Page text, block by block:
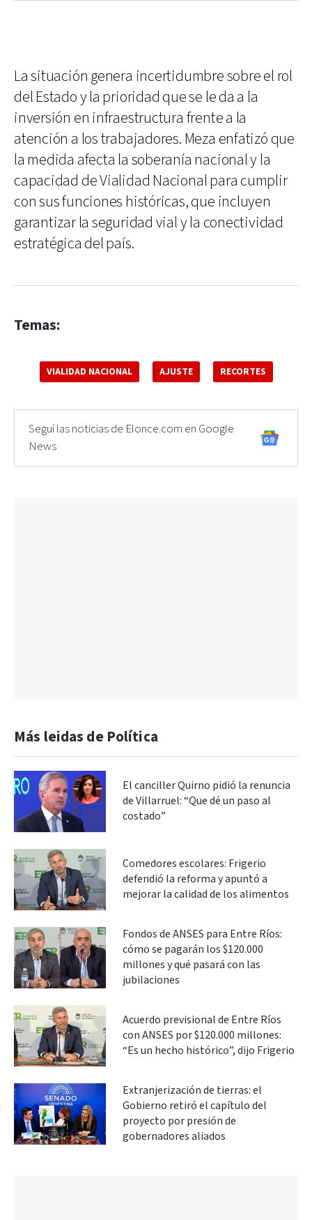
La situación genera incertidumbre sobre el rol
del Estado y la prioridad que se le da a la
inversión en infraestructura frente a la
atención a los trabajadores. Meza enfatizó que
la medida afecta la soberanía nacional y la
capacidad de Vialidad Nacional para cumplir
con sus funciones históricas, que incluyen
garantizar la seguridad vial y la conectividad
estratégica del país.
Temas:
VIALIDAD NACIONAL AJUSTE RECORTES
Seguí las noticias de Elonce.com en Google
News
Más leidas de Política
El canciller Quirno pidió la renuncia
de Villarruel: “Que dé un paso al
costado”
Comedores escolares: Frigerio
defendió la reforma y apuntó a
mejorar la calidad de los alimentos
Fondos de ANSES para Entre Ríos:
cómo se pagarán los $120.000
millones y qué pasará con las
jubilaciones
Acuerdo previsional de Entre Ríos
con ANSES por $120.000 millones:
“Es un hecho histórico”, dijo Frigerio
Extranjerización de tierras: el
Gobierno retiró el capítulo del
proyecto por presión de
gobernadores aliados